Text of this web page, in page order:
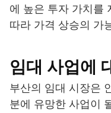
에 높은 투자 가치를
따라 가격 상승의 가
임대 사업에
부산의 임대 시장은
분에 유망한 사업이